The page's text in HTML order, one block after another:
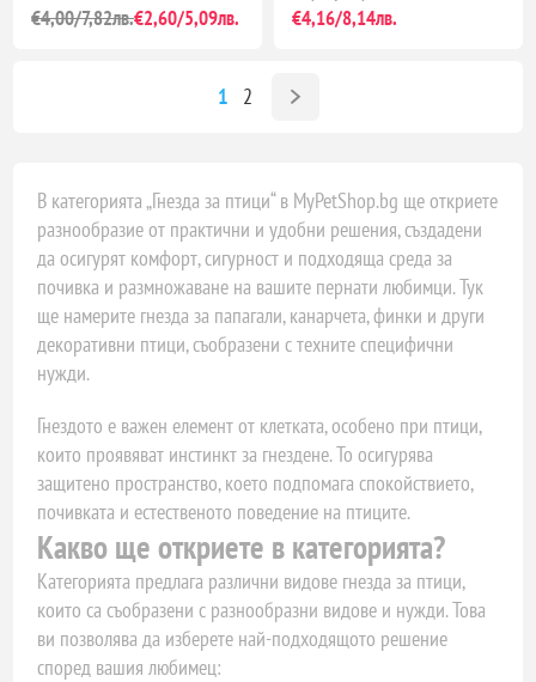
€4,00/7,82лв.€2,60/5,09лв.
€4,16/8,14лв.
1 2
В категорията „Гнезда за птици“ в MyPetShop.bg ще откриете
разнообразие от практични и удобни решения, създадени
да осигурят комфорт, сигурност и подходяща среда за
почивка и размножаване на вашите пернати любимци. Тук
ще намерите гнезда за папагали, канарчета, финки и други
декоративни птици, съобразени с техните специфични
нужди.
Гнездото е важен елемент от клетката, особено при птици,
които проявяват инстинкт за гнездене. То осигурява
защитено пространство, което подпомага спокойствието,
почивката и естественото поведение на птиците.
Какво ще откриете в категорията?
Категорията предлага различни видове гнезда за птици,
които са съобразени с разнообразни видове и нужди. Това
ви позволява да изберете най-подходящото решение
според вашия любимец: